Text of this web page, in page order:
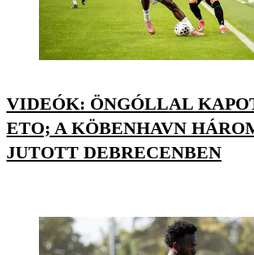
VIDEÓK: ÖNGÓLLAL
ETO; A KÖBENHAVN
JUTOTT DEBRECENBEN